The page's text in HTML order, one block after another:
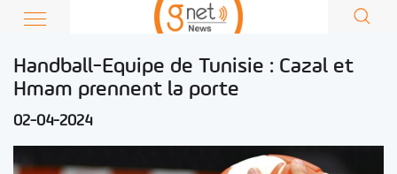
Handball-Equipe de Tunisie : Cazal et
Hmam prennent la porte
02-04-2024